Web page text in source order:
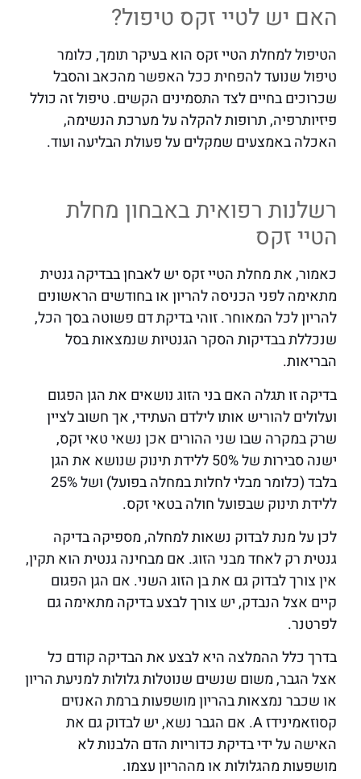
האם יש לטיי זקס טיפול?
הטיפול למחלת הטיי זקס הוא בעיקר תומך, כלומר
טיפול שנועד להפחית ככל האפשר מהכאב והסבל
שכרוכים בחיים לצד התסמינים הקשים. טיפול זה כולל
פיזיותרפיה, תרופות להקלה על מערכת הנשימה,
האכלה באמצעים שמקלים על פעולת הבליעה ועוד.
רשלנות רפואית באבחון מחלת
הטיי זקס
כאמור, את מחלת הטיי זקס יש לאבחן בבדיקה גנטית
מתאימה לפני הכניסה להריון או בחודשים הראשונים
להריון לכל המאוחר. זוהי בדיקת דם פשוטה בסך הכל,
שנכללת בבדיקות הסקר הגנטיות שנמצאות בסל
הבריאות.
בדיקה זו תגלה האם בני הזוג נושאים את הגן הפגום
ועלולים להוריש אותו לילדם העתידי, אך חשוב לציין
שרק במקרה שבו שני ההורים אכן נשאי טאי זקס,
ישנה סבירות של 50% ללידת תינוק שנושא את הגן
בלבד (כלומר מבלי לחלות במחלה בפועל) ושל 25%
ללידת תינוק שבפועל חולה בטאי זקס.
לכן על מנת לבדוק נשאות למחלה, מספיקה בדיקה
גנטית רק לאחד מבני הזוג. אם מבחינה גנטית הוא תקין,
אין צורך לבדוק גם את בן הזוג השני. אם הגן הפגום
קיים אצל הנבדק, יש צורך לבצע בדיקה מתאימה גם
לפרטנר.
בדרך כלל ההמלצה היא לבצע את הבדיקה קודם כל
אצל הגבר, משום שנשים שנוטלות גלולות למניעת הריון
או שכבר נמצאות בהריון מושפעות ברמת האנזים
קסוזאמינידז A. אם הגבר נשא, יש לבדוק גם את
האישה על ידי בדיקת כדוריות הדם הלבנות לא
מושפעות מהגלולות או מההריון עצמו.